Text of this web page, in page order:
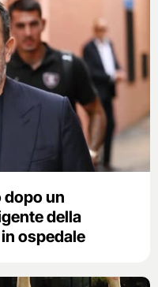
dopo un
della
ospedale